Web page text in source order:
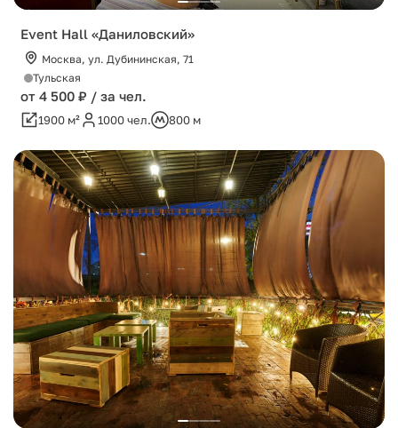
Event Hall «Даниловский»
Москва, ул. Дубининская, 71
Тульская
от 4 500 ₽ / за чел.
1900 м² 1000 чел. 800 м